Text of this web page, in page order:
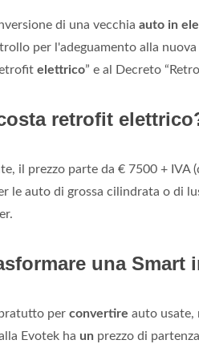
di una vecchia auto in
per l'adeguamento alla
elettrico” e al Decreto
retrofit
il prezzo parte da € 7500 +
le auto di grossa cilindrata o di
una Smart
per convertire auto usate,
Evotek ha un prezzo di